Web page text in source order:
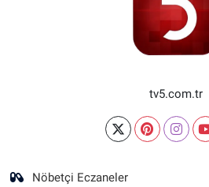
tv5.com.tr
Nöbetçi Eczaneler